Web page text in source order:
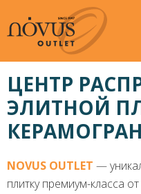
ЦЕНТР
ЭЛИТНОЙ
NOVUS OUTLET ―
плитку премиум-класса